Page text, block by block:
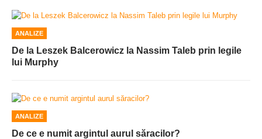
ANALIZE
De la Leszek Balcerowicz la Nassim Taleb prin legile
lui Murphy
ANALIZE
De ce e numit argintul aurul săracilor?